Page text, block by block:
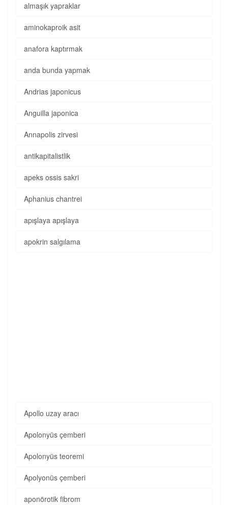
almaşık yapraklar
aminokaproik asit
anafora kaptırmak
anda bunda yapmak
Andrias japonicus
Anguilla japonica
Annapolis zirvesi
antikapitalistlik
apeks ossis sakri
Aphanius chantrei
apışlaya apışlaya
apokrin salgılama
Apollo uzay aracı
Apolonyüs çemberi
Apolonyüs teoremi
Apolyonüs çemberi
aponörotik fibrom